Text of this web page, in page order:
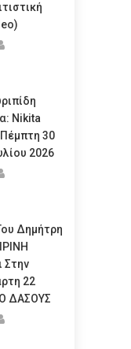
Nikita
30
2026
Δημήτρη
Στην
22
ΔΑΣΟΥΣ